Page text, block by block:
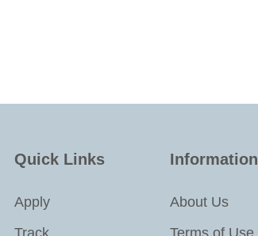
Quick Links
Apply
Track
Information
About Us
Terms of Use